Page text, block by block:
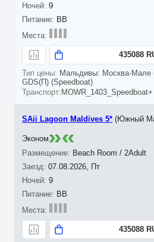
9
BB
435088
Мальдивы: Москва-Мале
GDS(П) (Speedboat)
07.08.2026, Пт
9
SAii Lagoon Maldives 5* (Южный
Beach Room / 2Adult
BB
435088
Эконом